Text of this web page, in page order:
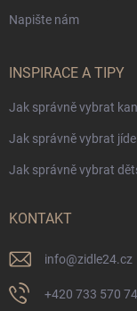
Napište nám
INSPIRACE A TIPY
Jak správně vybrat
Jak správně vybrat
Jak správně vybrat
KONTAKT
info@zidle24.cz
+420 733 570